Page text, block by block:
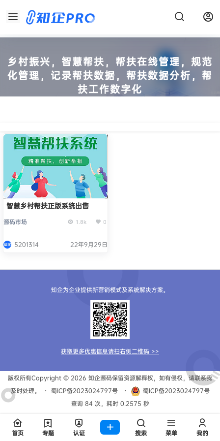
乡村振兴，智慧帮扶，帮扶在线管理，规范
化管理，记录帮扶数据，帮扶数据分析，帮
扶工作数字化
智慧乡村帮扶正版系统出售
源码市场 1.8k 0
5201314 22年9月29日
知企为企业提供新营销模式及系统解决方案。
获取更多优惠信息请扫右侧二维码 >>
版权所有Copyright © 2026 知企源码保留资源解释权，如有侵权，请联系我
及时处理。
・ 蜀ICP备2023024797号 ・
蜀ICP备2023024797号
查询 84 次，耗时 0.2575 秒
首页 专题 认证 搜索 菜单 我的